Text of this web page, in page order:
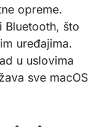
opreme.
Bluetooth, što
uređajima.
u uslovima
sve macOS